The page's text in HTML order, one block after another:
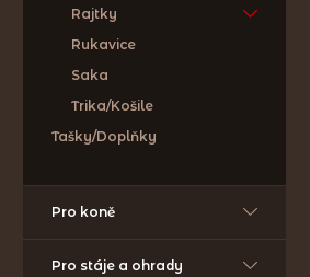
Rajtky
Rukavice
Saka
Trika/Košile
Tašky/Doplňky
Pro koně
Pro stáje a ohrady